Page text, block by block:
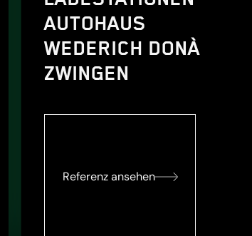
AUTOHAUS
WEDERICH DONÀ
ZWINGEN
Referenz ansehen